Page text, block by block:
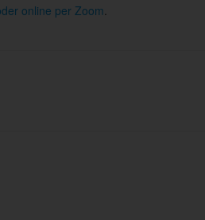
online per Zoom